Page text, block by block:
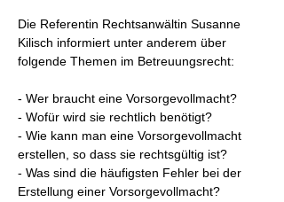
Die Referentin Rechtsanwältin Susanne
Kilisch informiert unter anderem über
folgende Themen im Betreuungsrecht:
- Wer braucht eine Vorsorgevollmacht?
- Wofür wird sie rechtlich benötigt?
- Wie kann man eine Vorsorgevollmacht
erstellen, so dass sie rechtsgültig ist?
- Was sind die häufigsten Fehler bei der
Erstellung einer Vorsorgevollmacht?